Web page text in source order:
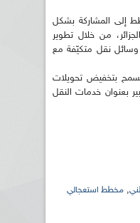
إلى المشاركة بشكل
من خلال تطوير
وسائل نقل متكيّفة مع
بتخفيض تحويلات
بعنوان خدمات النقل
, مخطط استعجالي